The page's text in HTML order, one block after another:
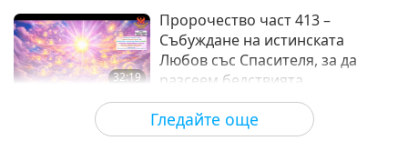
Гледайте още
32:19
Пророчество част 413 –
Събуждане на истинската
Любов със Спасителя, за да
разсеем бедствията
Поредица за древните предсказания
за нашата планета
2026-08-09